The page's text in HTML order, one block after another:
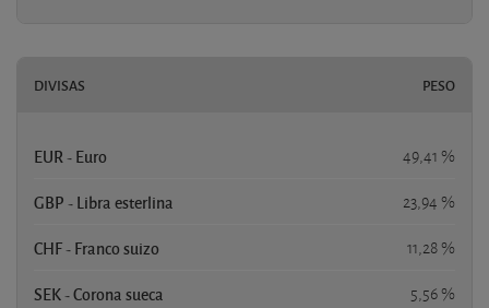
DIVISAS PESO
EUR - Euro 49,41 %
GBP - Libra esterlina 23,94 %
CHF - Franco suizo 11,28 %
SEK - Corona sueca 5,56 %